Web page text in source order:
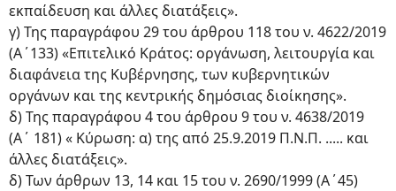
εκπαίδευση και άλλες διατάξεις».
γ) Της παραγράφου 29 του άρθρου 118 του ν. 4622/2019
(Α΄133) «Επιτελικό Κράτος: οργάνωση, λειτουργία και
διαφάνεια της Κυβέρνησης, των κυβερνητικών
οργάνων και της κεντρικής δημόσιας διοίκησης».
δ) Της παραγράφου 4 του άρθρου 9 του ν. 4638/2019
(Α΄ 181) « Κύρωση: α) της από 25.9.2019 Π.Ν.Π. ..... και
άλλες διατάξεις».
δ) Των άρθρων 13, 14 και 15 του ν. 2690/1999 (Α΄45)